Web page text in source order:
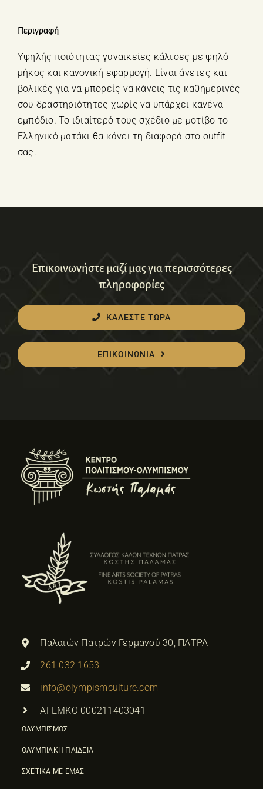
ποσότητα
Περιγραφή
Υψηλής ποιότητας γυναικείες κάλτσες με ψηλό
μήκος και κανονική εφαρμογή. Είναι άνετες και
βολικές για να μπορείς να κάνεις τις καθημερινές
σου δραστηριότητες χωρίς να υπάρχει κανένα
εμπόδιο. Το ιδιαίτερό τους σχέδιο με μοτίβο το
Ελληνικό ματάκι θα κάνει τη διαφορά στο outfit
σας.
Επικοινωνήστε μαζί μας για περισσότερες
πληροφορίες
ΚΑΛΕΣΤΕ ΤΩΡΑ
ΕΠΙΚΟΙΝΩΝΙΑ
Παλαιών Πατρών Γερμανού 30, ΠΑΤΡΑ
261 032 1653
info@olympismculture.com
ΑΓΕΜΚΟ 000211403041
ΟΛΥΜΠΙΣΜΟΣ
ΟΛΥΜΠΙΑΚΗ ΠΑΙΔΕΙΑ
ΣΧΕΤΙΚΑ ΜΕ ΕΜΑΣ